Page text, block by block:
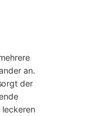
an.
der
leckeren